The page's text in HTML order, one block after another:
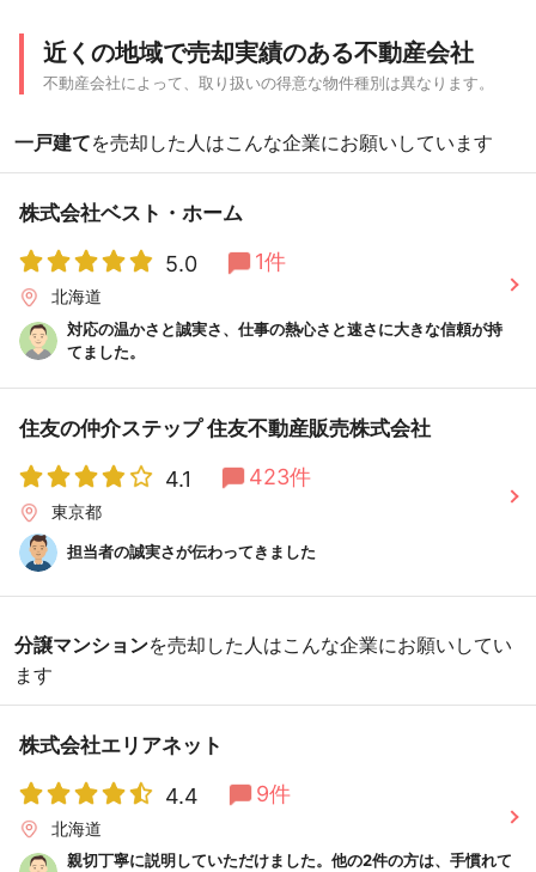
近くの地域で売却実績のある不動産会社
不動産会社によって、取り扱いの得意な物件種別は異なります。
一戸建てを売却した人はこんな企業にお願いしています
株式会社ベスト・ホーム
5.0 1件
北海道
対応の温かさと誠実さ、仕事の熱心さと速さに大きな信頼が持
てました。
住友の仲介ステップ 住友不動産販売株式会社
4.1 423件
東京都
担当者の誠実さが伝わってきました
分譲マンションを売却した人はこんな企業にお願いしてい
ます
株式会社エリアネット
4.4 9件
北海道
親切丁寧に説明していただけました。他の2件の方は、手慣れて